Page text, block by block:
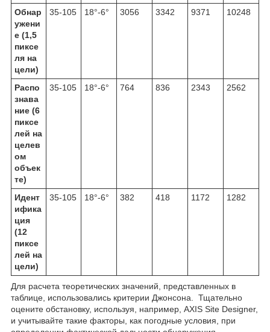
Обнар
ужени
е (1,5
пиксе
ля на
цели)
35-105 18°-6° 3056 3342 9371 10248
Распо
знава
ние (6
пиксе
лей на
целев
ом
объек
те)
35-105 18°-6° 764 836 2343 2562
Идент
ифика
ция
(12
пиксе
лей на
цели)
35-105 18°-6° 382 418 1172 1282
Для расчета теоретических значений, представленных в
таблице, использовались критерии Джонсона. Тщательно
оцените обстановку, используя, например, AXIS Site Designer,
и учитывайте такие факторы, как погодные условия, при